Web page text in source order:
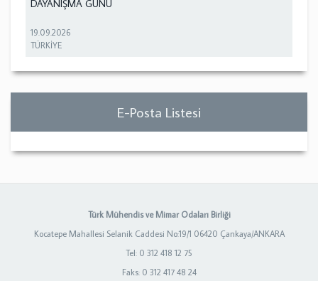
DAYANIŞMA GÜNÜ
19.09.2026
TÜRKİYE
E-Posta Listesi
Türk Mühendis ve Mimar Odaları Birliği
Kocatepe Mahallesi Selanik Caddesi No:19/1 06420 Çankaya/ANKARA
Tel: 0 312 418 12 75
Faks: 0 312 417 48 24